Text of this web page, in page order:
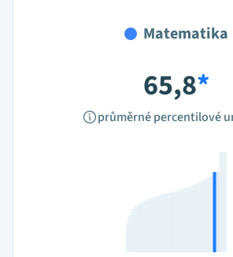
Matematika
65,8*
průměrné percentilové